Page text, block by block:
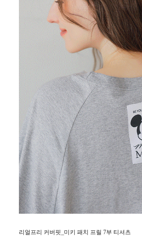
리얼프리 커버핏_미키 패치 프릴 7부 티셔츠